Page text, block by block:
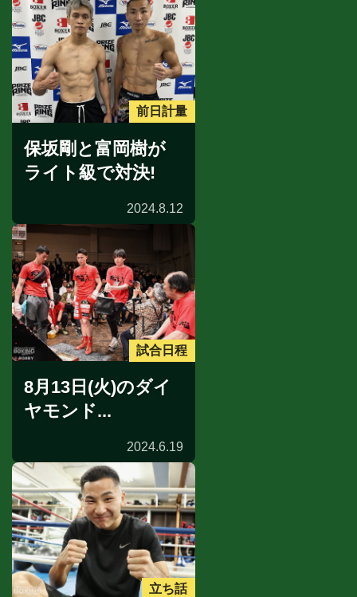
前日計量
保坂剛と富岡樹が
ライト級で対決!
2024.8.12
試合日程
8月13日(火)のダイ
ヤモンド...
2024.6.19
立ち話